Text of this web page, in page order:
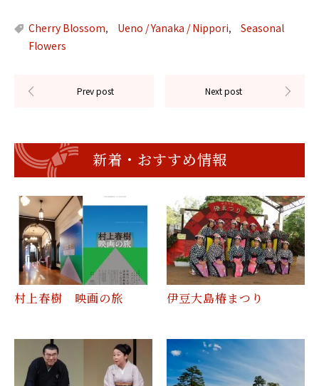
Cherry Blossom, Ueno / Yanaka / Nippori,
Seasonal
Flowers
新着・おすすめ情報
村上春樹 映画の旅 伊豆大島椿まつり